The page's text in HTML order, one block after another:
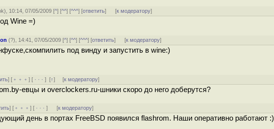
), 10:14, 07/05/2009 [^] [^^] [^^^] [ответить] [к модератору]
Wine =)
(?), 14:41, 07/05/2009 [^] [^^] [^^^] [ответить] [к модератору]
под винду и запустить в wine:)
] [ ﹢﹢﹢] [ · · ·][↑] [к модератору]
евцы и overclockers.ru-шники скоро до него доберутся?
] [ ﹢﹢﹢] [ · · ·] [к модератору]
день в портах FreeBSD появился flashrom. Наши оперативно работают :)